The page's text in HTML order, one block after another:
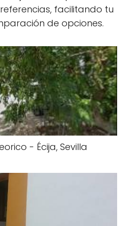
facilitando tu
de opciones.
- Écija, Sevilla